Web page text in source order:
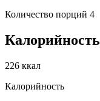
Количество порций 4
Калорийность
226 ккал
Калорийность